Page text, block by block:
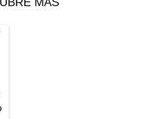
vídeo o una foto
primero. Imagínatelo...